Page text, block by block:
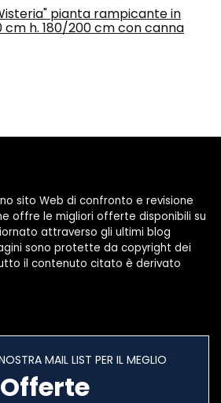
pianta rampicante in
cm h. 180/200 cm con canna
sito Web di confronto e revisione
offre le migliori offerte disponibili su
attraverso gli ultimi blog
sono protette da copyright dei
il contenuto citato è derivato
MAIL LIST PER IL MEGLIO
Offerte